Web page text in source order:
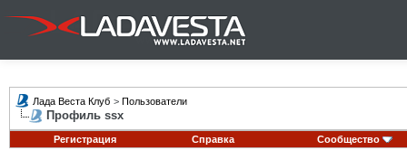
Лада Веста Клуб > Пользователи
Профиль ssx
Регистрация Справка Сообщество